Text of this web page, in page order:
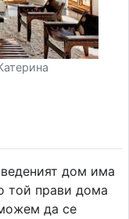
дом има
той прави дома
да се